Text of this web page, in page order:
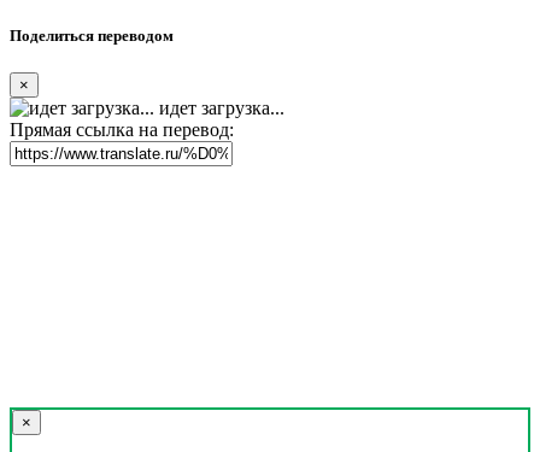
Поделиться переводом
×
идет загрузка...
Прямая ссылка на перевод:
×